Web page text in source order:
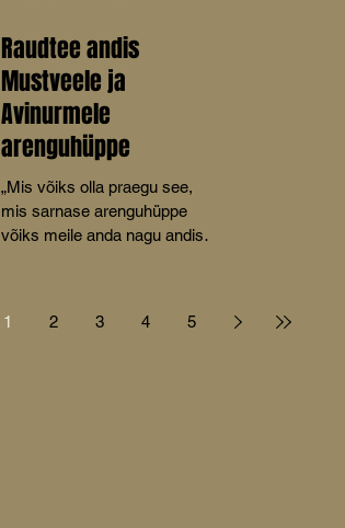
Raudtee andis
Mustveele ja
Avinurmele
arenguhüppe
„Mis võiks olla praegu see,
mis sarnase arenguhüppe
võiks meile anda nagu andis
Turismikoda juhatuse liige Aive
1 2 3 4 5